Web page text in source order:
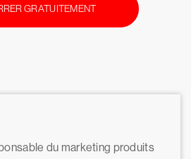
GRATUITEMENT
du marketing produits